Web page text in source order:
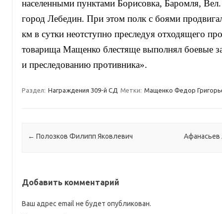
населенными пунктами Борисовка, Баромля,
город Лебедин. При этом полк с боями
км в сутки неотступно преследуя отходящего
товарища Мащенко блестяще выполнял боевые
и преследованию противника».
Раздел: Награждения 309-й СД Метки: Мащенко Федор
Навигация по записям
← Полозков Филипп Яковлевич Афанасьев
Добавить комментарий
Ваш адрес email не будет опубликован.